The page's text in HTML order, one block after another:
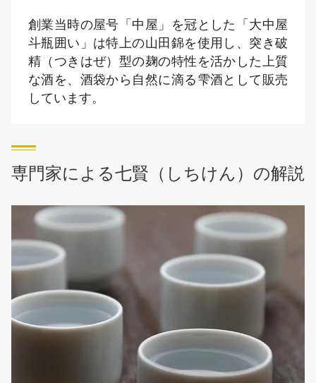
創業当時の屋号「中屋」を冠とした「大中屋
斗瓶囲い」は特上の山田錦を使用し、突き破
精（つきはぜ）型の麹の特性を活かした上質
な酒を、酒袋から自然に滴る雫酒として販売
しています。
専門家による七賢（しちけん）の解説